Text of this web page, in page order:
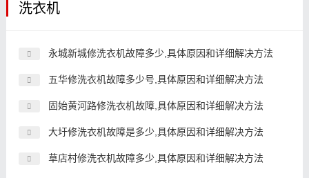
洗衣机
永城新城修洗衣机故障多少,具体原因和详细解决方法
五华修洗衣机故障多少号,具体原因和详细解决方法
固始黄河路修洗衣机故障,具体原因和详细解决方法
大圩修洗衣机故障是多少,具体原因和详细解决方法
草店村修洗衣机故障多少,具体原因和详细解决方法